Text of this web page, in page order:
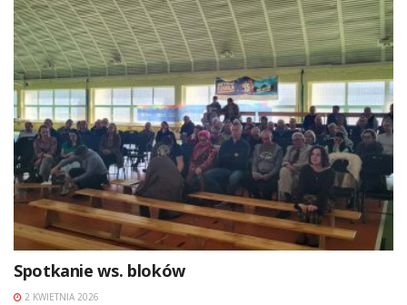
Spotkanie ws. bloków
2 KWIETNIA 2026